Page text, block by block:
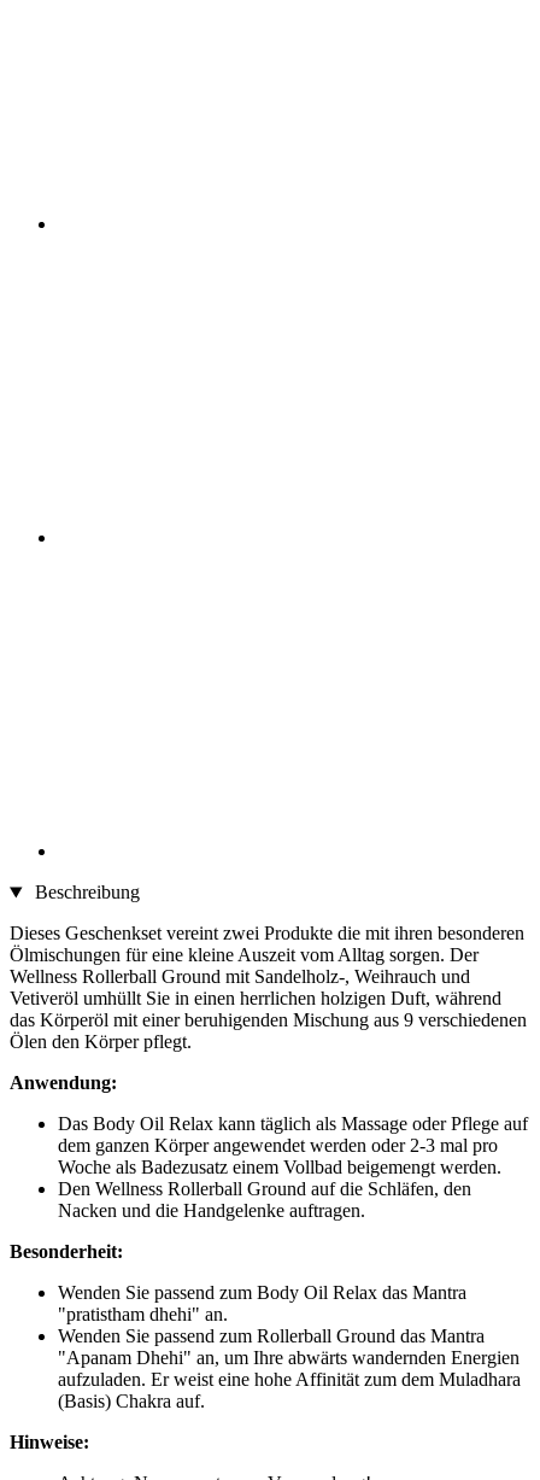
Beschreibung
Dieses Geschenkset vereint zwei Produkte die mit ihren besonderen
Ölmischungen für eine kleine Auszeit vom Alltag sorgen. Der
Wellness Rollerball Ground mit Sandelholz-, Weihrauch und
Vetiveröl umhüllt Sie in einen herrlichen holzigen Duft, während
das Körperöl mit einer beruhigenden Mischung aus 9 verschiedenen
Ölen den Körper pflegt.
Anwendung:
Das Body Oil Relax kann täglich als Massage oder Pflege auf
dem ganzen Körper angewendet werden oder 2-3 mal pro
Woche als Badezusatz einem Vollbad beigemengt werden.
Den Wellness Rollerball Ground auf die Schläfen, den
Nacken und die Handgelenke auftragen.
Besonderheit:
Wenden Sie passend zum Body Oil Relax das Mantra
"pratistham dhehi" an.
Wenden Sie passend zum Rollerball Ground das Mantra
"Apanam Dhehi" an, um Ihre abwärts wandernden Energien
aufzuladen. Er weist eine hohe Affinität zum dem Muladhara
(Basis) Chakra auf.
Hinweise: